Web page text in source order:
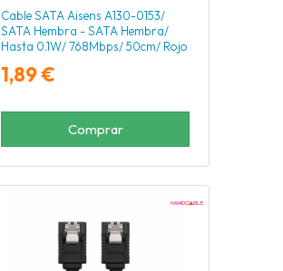
Cable SATA Aisens A130-0153/
SATA Hembra - SATA Hembra/
Hasta 0.1W/ 768Mbps/ 50cm/ Rojo
1,89 €
Comprar